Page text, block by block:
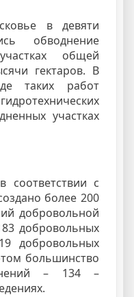
в девяти
обводнение
общей
гектаров. В
таких работ
участках
соответствии с
более 200
добровольной
добровольных
добровольных
большинство
– 134 –